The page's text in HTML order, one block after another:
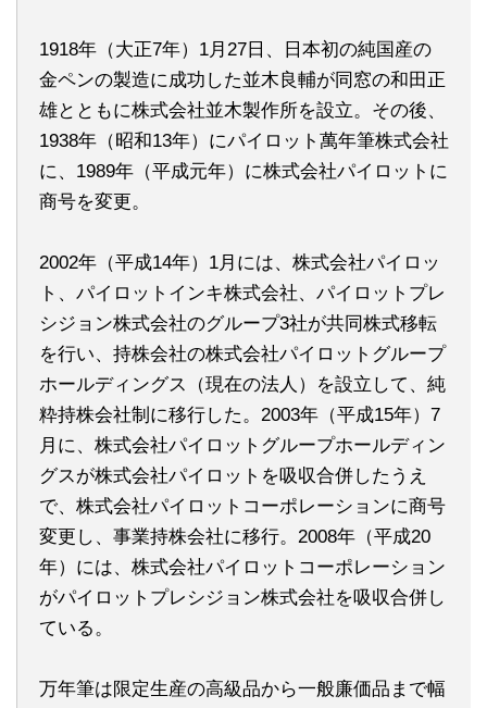
1918年（大正7年）1月27日、日本初の純国産の
金ペンの製造に成功した並木良輔が同窓の和田正
雄とともに株式会社並木製作所を設立。その後、
1938年（昭和13年）にパイロット萬年筆株式会社
に、1989年（平成元年）に株式会社パイロットに
商号を変更。
2002年（平成14年）1月には、株式会社パイロッ
ト、パイロットインキ株式会社、パイロットプレ
シジョン株式会社のグループ3社が共同株式移転
を行い、持株会社の株式会社パイロットグループ
ホールディングス（現在の法人）を設立して、純
粋持株会社制に移行した。2003年（平成15年）7
月に、株式会社パイロットグループホールディン
グスが株式会社パイロットを吸収合併したうえ
で、株式会社パイロットコーポレーションに商号
変更し、事業持株会社に移行。2008年（平成20
年）には、株式会社パイロットコーポレーション
がパイロットプレシジョン株式会社を吸収合併し
ている。
万年筆は限定生産の高級品から一般廉価品まで幅